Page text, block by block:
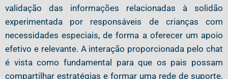
validação das informações relacionadas à solidão
experimentada por responsáveis de crianças com
necessidades especiais, de forma a oferecer um apoio
efetivo e relevante. A interação proporcionada pelo chat
é vista como fundamental para que os pais possam
compartilhar estratégias e formar uma rede de suporte.